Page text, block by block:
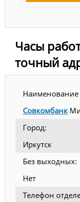
Часы
точный
Наименование
Совкомбанк
Город:
Иркутск
Без выходных:
Нет
Телефон